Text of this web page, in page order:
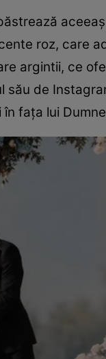
roz, care
argintii, ce
său de
în fața lui